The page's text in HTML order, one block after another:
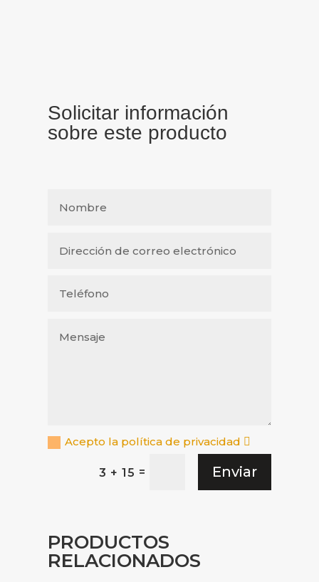
Solicitar información
sobre este producto
Acepto la política de privacidad
3 + 15 = Enviar
PRODUCTOS
RELACIONADOS